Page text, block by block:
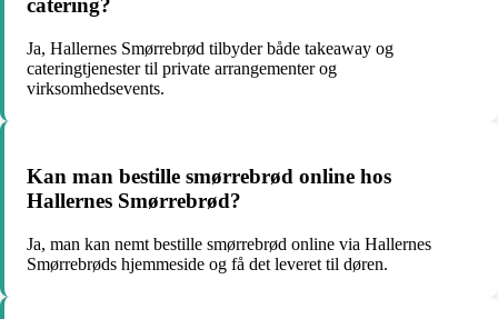
catering?
Ja, Hallernes Smørrebrød tilbyder både takeaway og
cateringtjenester til private arrangementer og
virksomhedsevents.
Kan man bestille smørrebrød online hos
Hallernes Smørrebrød?
Ja, man kan nemt bestille smørrebrød online via Hallernes
Smørrebrøds hjemmeside og få det leveret til døren.